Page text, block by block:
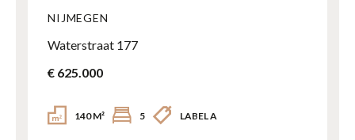
NIJMEGEN
Waterstraat 177
€ 625.000
140 M² 5 LABEL A